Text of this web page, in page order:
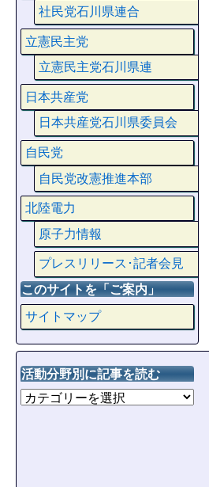
社民党石川県連合
立憲民主党
立憲民主党石川県連
日本共産党
日本共産党石川県委員会
自民党
自民党改憲推進本部
北陸電力
原子力情報
プレスリリース･記者会見
このサイトを「ご案内」
サイトマップ
活動分野別に記事を読む